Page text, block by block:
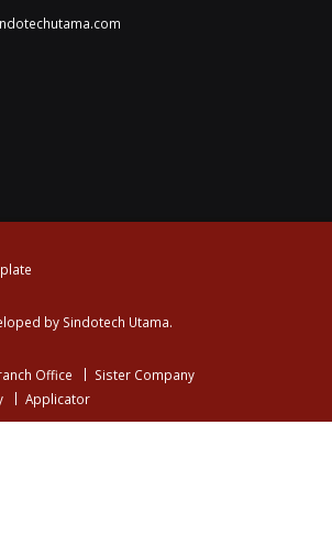
by Sindotech Utama.
Office
Sister Company
Applicator